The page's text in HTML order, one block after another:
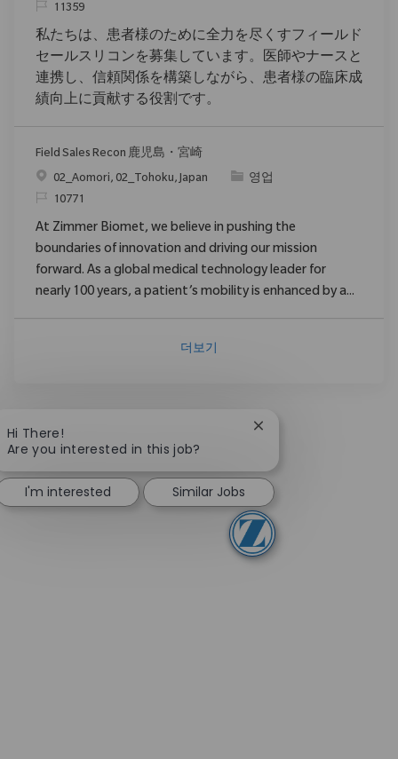
ReqId11359
私たちは、患者様のために全力を尽くすフィールド
セールスリコンを募集しています。医師やナースと
連携し、信頼関係を構築しながら、患者様の臨床成
績向上に貢献する役割です。
Field Sales Recon 鹿児島・宮崎
위치02_Aomori, 02_Tohoku, Japan 범주영업
ReqId10771
At Zimmer Biomet, we believe in pushing the
boundaries of innovation and driving our mission
forward. As a global medical technology leader for
nearly 100 years, a patient’s mobility is enhanced by a...
더보기
Hi There!
Are you interested in this job?
Close chatbot
I'm interested Similar Jobs